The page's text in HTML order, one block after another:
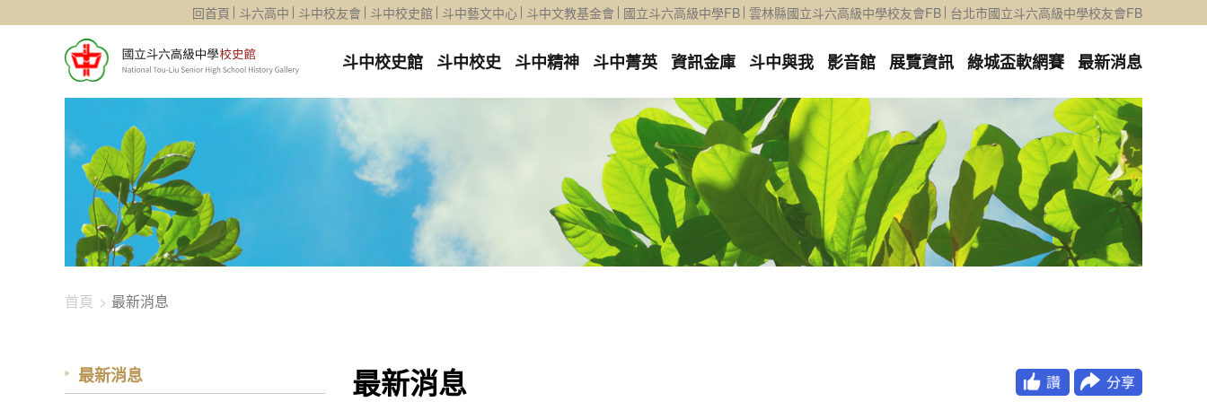
回首頁 斗六高中 斗中校友會 斗中校史館 斗中藝文中心 斗中文教基金會 國立斗六高級中學FB 雲林縣國立斗六高級中學校友會FB 台北市國立斗六高級中學校友會FB
斗中校史館 斗中校史 斗中精神 斗中菁英 資訊金庫 斗中與我 影音館 展覽資訊 綠城盃軟網賽 最新消息
首頁 最新消息
最新消息 最新消息